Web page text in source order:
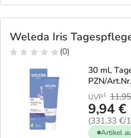
Weleda Iris
(0)
30 ml,
PZN/
UVP1 11,95
9,94 €
(331,33 €/
Artikel